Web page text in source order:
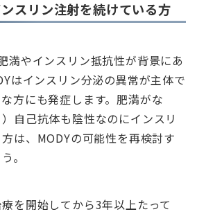
スリン注射を続けている方
満やインスリン抵抗性が背景にあ
はインスリン分泌の異常が主体で
方にも発症します。肥満がな
自己抗体も陰性なのにインスリ
は、MODYの可能性を再検討す
。
を開始してから3年以上たって